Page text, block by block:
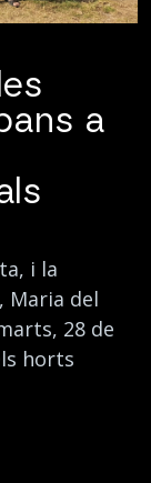
a
i la
Maria del
28 de
horts